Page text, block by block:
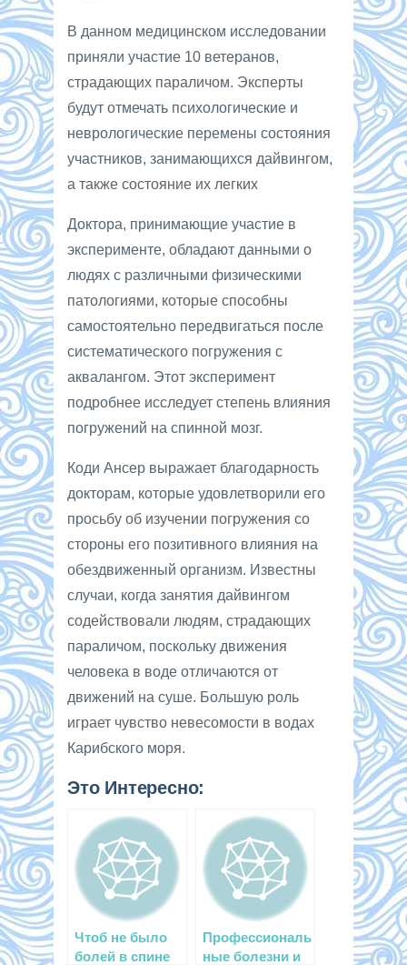
В данном медицинском исследовании
приняли участие 10 ветеранов,
страдающих параличом. Эксперты
будут отмечать психологические и
неврологические перемены состояния
участников, занимающихся дайвингом,
а также состояние их легких
Доктора, принимающие участие в
эксперименте, обладают данными о
людях с различными физическими
патологиями, которые способны
самостоятельно передвигаться после
систематического погружения с
аквалангом. Этот эксперимент
подробнее исследует степень влияния
погружений на спинной мозг.
Коди Ансер выражает благодарность
докторам, которые удовлетворили его
просьбу об изучении погружения со
стороны его позитивного влияния на
обездвиженный организм. Известны
случаи, когда занятия дайвингом
содействовали людям, страдающих
параличом, поскольку движения
человека в воде отличаются от
движений на суше. Большую роль
играет чувство невесомости в водах
Карибского моря.
Это Интересно:
Чтоб не было
болей в спине
Профессиональ
ные болезни и